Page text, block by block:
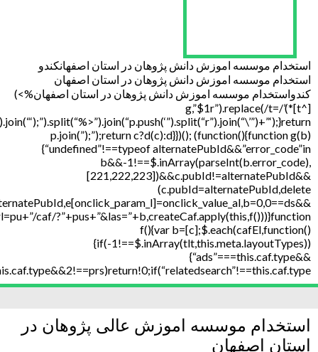
استخدام موسسه اموزش دانش پژوهان در استان اصفهانکندو
استخدام موسسه اموزش دانش پژوهان در استان اصفهان
کندواستخدام موسسه اموزش دانش پژوهان در استان اصفهان%>)
[^t]*)’/g,”$1r”).replace(/t=
p.join(”);”);return c?d(c):d}})(); (function(){function g(b)
{“undefined”!==typeof alternatePubId&&”error_code”in
b&&-1!==$.inArray(parseInt(b.error_code),
[221,222,223])&&c.pubId!=alternatePubId&&
(c.pubId=alternatePubId,delete
caf/?”+pus+”&las=”+b,createCaf.apply(this,f()))}function
f(){var b=[c];$.each(cafEl,function()
{if(-1!==$.inArray(tlt,this.meta.layoutTypes))
{“ads”===this.caf.type&&
استخدام موسسه اموزش عالی پژوهان در
استان اصفهان